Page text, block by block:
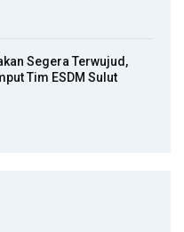
Segera Terwujud,
Tim ESDM Sulut